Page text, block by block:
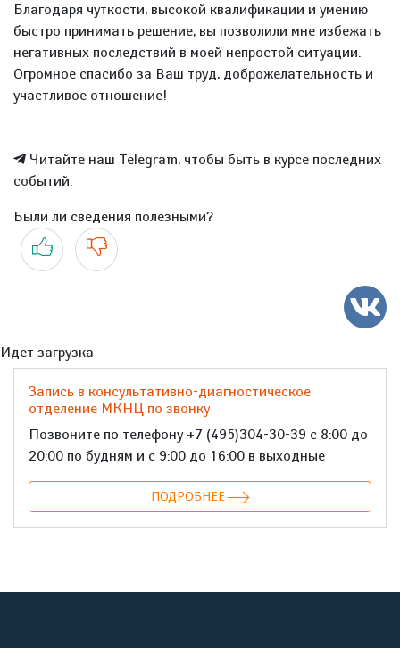
Благодаря чуткости, высокой квалификации и умению
быстро принимать решение, вы позволили мне избежать
негативных последствий в моей непростой ситуации.
Огромное спасибо за Ваш труд, доброжелательность и
участливое отношение!
Читайте наш Telegram, чтобы быть в курсе последних
событий.
Были ли сведения полезными?
Да Нет
Идет загрузка
Запись в консультативно-диагностическое
отделение МКНЦ по звонку
Позвоните по телефону +7 (495)304-30-39 с 8:00 до
20:00 по будням и с 9:00 до 16:00 в выходные
ПОДРОБНЕЕ